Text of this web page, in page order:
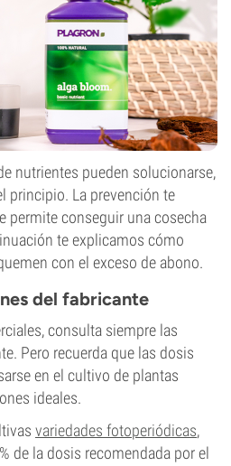
nutrientes pueden solucionarse,
principio. La prevención te
permite conseguir una cosecha
te explicamos cómo
con el exceso de abono.
del fabricante
consulta siempre las
Pero recuerda que las dosis
en el cultivo de plantas
ideales.
variedades fotoperiódicas,
de la dosis recomendada por el